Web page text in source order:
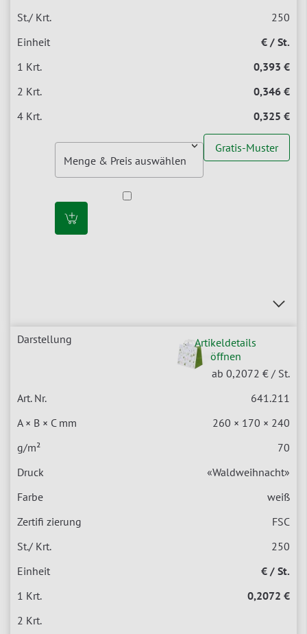
250
€ / St.
0,393 €
0,346 €
0,325 €
Gratis-Muster
Artikeldetails
öffnen
ab 0,2072 € / St.
641.211
260 × 170 × 240
70
«Waldweihnacht»
weiß
FSC
250
€ / St.
0,2072 €